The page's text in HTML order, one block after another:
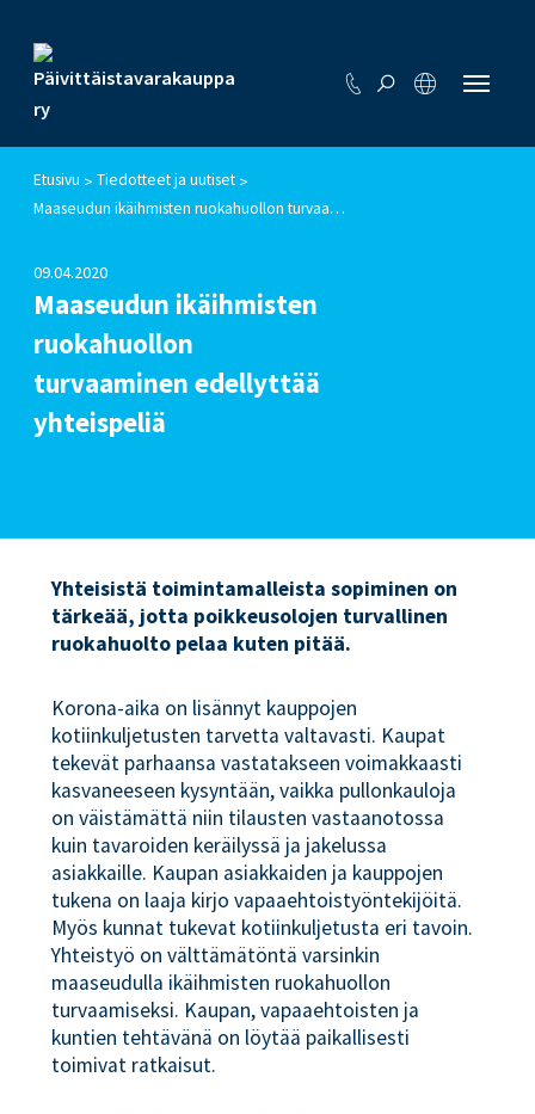
Etusivu > Tiedotteet ja uutiset >
Maaseudun ikäihmisten ruokahuollon turvaaminen edellyttää yhteispeliä
09.04.2020
Maaseudun ikäihmisten
ruokahuollon
turvaaminen edellyttää
yhteispeliä
Yhteisistä toimintamalleista sopiminen on
tärkeää, jotta poikkeusolojen turvallinen
ruokahuolto pelaa kuten pitää.
Korona-aika on lisännyt kauppojen
kotiinkuljetusten tarvetta valtavasti. Kaupat
tekevät parhaansa vastatakseen voimakkaasti
kasvaneeseen kysyntään, vaikka pullonkauloja
on väistämättä niin tilausten vastaanotossa
kuin tavaroiden keräilyssä ja jakelussa
asiakkaille. Kaupan asiakkaiden ja kauppojen
tukena on laaja kirjo vapaaehtoistyöntekijöitä.
Myös kunnat tukevat kotiinkuljetusta eri tavoin.
Yhteistyö on välttämätöntä varsinkin
maaseudulla ikäihmisten ruokahuollon
turvaamiseksi. Kaupan, vapaaehtoisten ja
kuntien tehtävänä on löytää paikallisesti
toimivat ratkaisut.